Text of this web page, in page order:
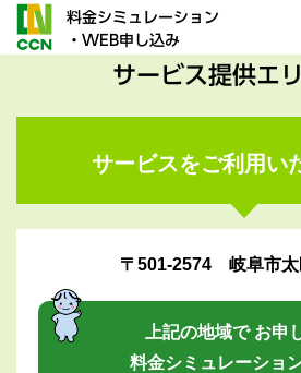
料金シミュレーション
・WEB申し込み
サービス提供エ
サービスをご利用い
〒501-2574 岐阜市太
上記の地域で お申
料金シミュレーショ